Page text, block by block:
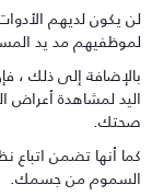
يكون لديهم
مد يد
إلى ذلك ، فإن
لمشاهدة أعراض
أنها تضمن اتباع
من جسمك.